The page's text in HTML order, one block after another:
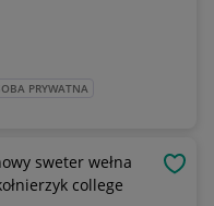
PRYWATNA
sweter wełna
college